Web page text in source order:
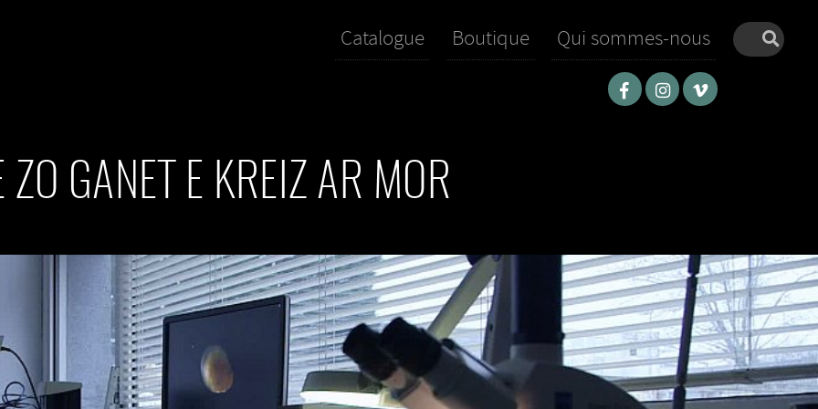
Catalogue Boutique Qui sommes-nous
ZO GANET E KREIZ AR MOR